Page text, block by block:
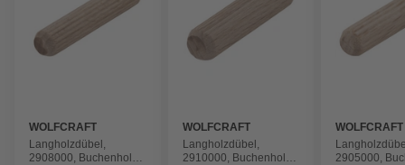
WOLFCRAFT
Langholzdübel,
2908000, Buchenholz,
WOLFCRAFT
Langholzdübel,
2910000, Buchenholz,
WOLFCRAFT
2905000,